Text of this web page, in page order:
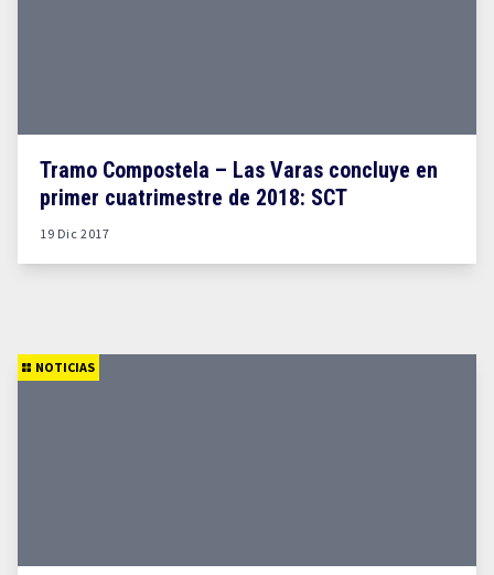
Tramo Compostela – Las Varas concluye en
primer cuatrimestre de 2018: SCT
19 Dic 2017
NOTICIAS